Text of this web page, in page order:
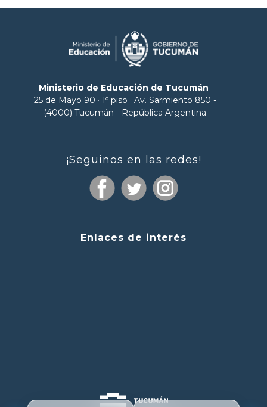
Ministerio de Educación de Tucumán
25 de Mayo 90 · 1º piso · Av. Sarmiento 850 -
(4000) Tucumán - República Argentina
¡Seguinos en las redes!
Enlaces de interés